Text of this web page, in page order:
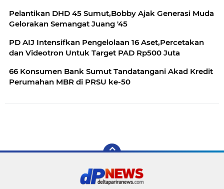
Pelantikan DHD 45 Sumut,Bobby Ajak Generasi Muda
Gelorakan Semangat Juang '45
PD AIJ Intensifkan Pengelolaan 16 Aset,Percetakan
dan Videotron Untuk Target PAD Rp500 Juta
66 Konsumen Bank Sumut Tandatangani Akad Kredit
Perumahan MBR di PRSU ke-50